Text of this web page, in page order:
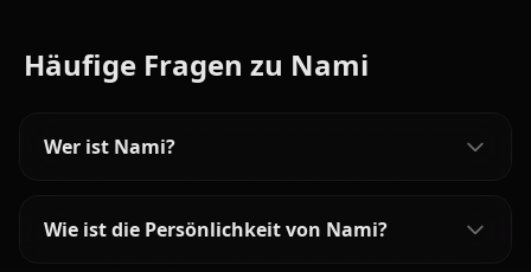
Häufige Fragen zu Nami
Wer ist Nami?
Wie ist die Persönlichkeit von Nami?